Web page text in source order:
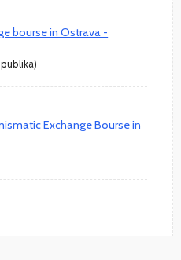
bourse in Ostrava -
Exchange Bourse in